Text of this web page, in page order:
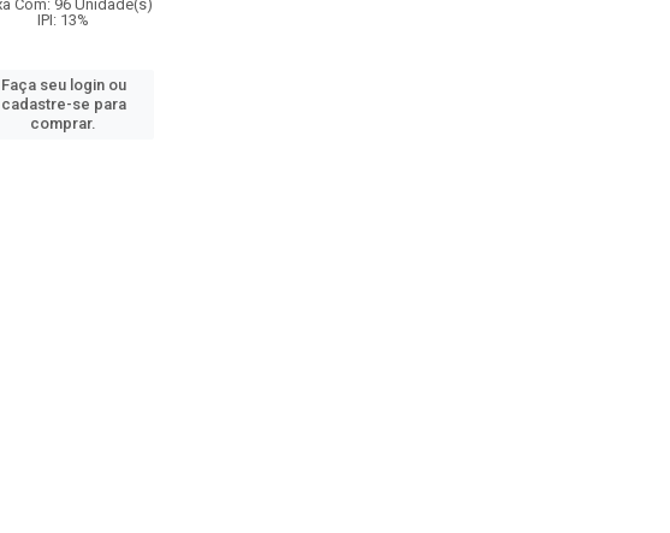
Com: 96 Unidade(s)
IPI: 13%
Faça seu login ou
cadastre-se para
comprar.